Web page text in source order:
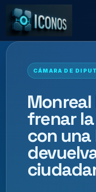
CÁMARA DE
frenar
con